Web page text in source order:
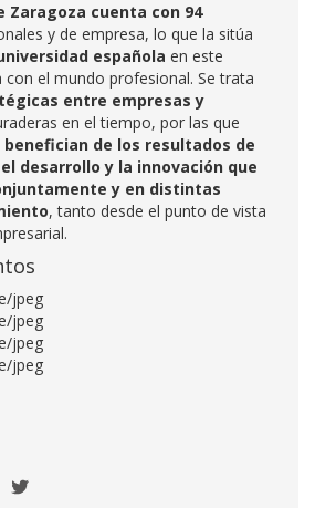
Zaragoza cuenta con 94
y de empresa, lo que la sitúa
española en este
el mundo profesional. Se trata
entre empresas y
en el tiempo, por las que
de los resultados de
desarrollo y la innovación que
y en distintas
, tanto desde el punto de vista
jpeg
jpeg
jpeg
jpeg